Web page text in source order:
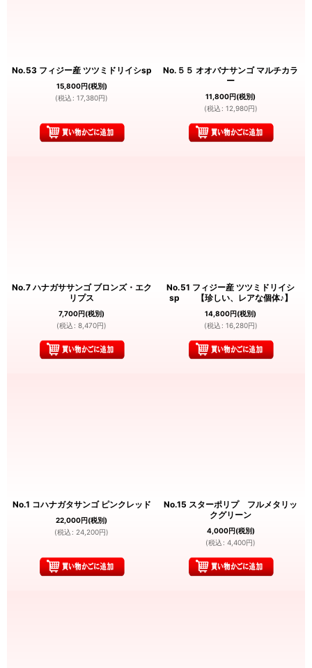
No.53 フィジー産 ツツミドリイシsp
15,800円(税別)
(税込 : 17,380円)
No.５５ オオバナサンゴ マルチカラ
ー
11,800円(税別)
(税込 : 12,980円)
No.7 ハナガササンゴ ブロンズ・エク
リプス
7,700円(税別)
(税込 : 8,470円)
No.51 フィジー産 ツツミドリイシ
sp 【珍しい、レアな個体♪】
14,800円(税別)
(税込 : 16,280円)
No.1 コハナガタサンゴ ピンクレッド
22,000円(税別)
(税込 : 24,200円)
No.15 スターポリプ フルメタリッ
クグリーン
4,000円(税別)
(税込 : 4,400円)